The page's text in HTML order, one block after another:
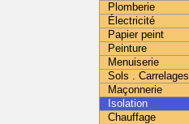
Plomberie
Électricité
Papier peint
Peinture
Menuiserie
Sols . Carrelages
Maçonnerie
Isolation
Chauffage